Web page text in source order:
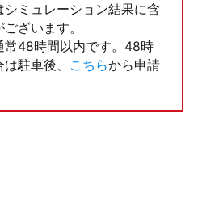
ミュレーション結果に含
ざいます。
常48時間以内です。48時
駐車後、
こちらから申請